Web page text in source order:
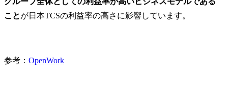
ことが日本TCSの利益率の高さに影響しています。
参考： OpenWork